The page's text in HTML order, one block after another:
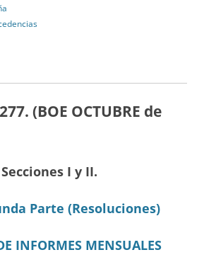
(BOE OCTUBRE de
I y II.
Parte (Resoluciones)
INFORMES MENSUALES